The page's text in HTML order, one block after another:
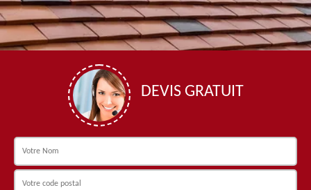
DEVIS GRATUIT